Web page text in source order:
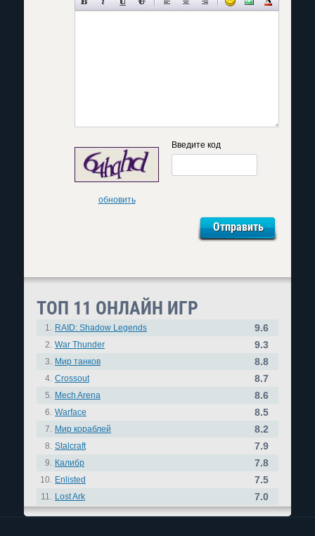
обновить
Введите код
ТОП 11 ОНЛАЙН ИГР
1. RAID: Shadow Legends 9.6
2. War Thunder 9.3
3. Мир танков 8.8
4. Crossout 8.7
5. Mech Arena 8.6
6. Warface 8.5
7. Мир кораблей 8.2
8. Stalcraft 7.9
9. Калибр 7.8
10. Enlisted 7.5
11. Lost Ark 7.0